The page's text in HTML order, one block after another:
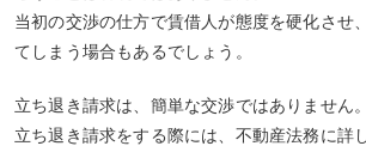
当初の交渉の仕方で賃借人が態度を硬化させ
てしまう場合もあるでしょう。
立ち退き請求は、簡単な交渉ではありません。
立ち退き請求をする際には、不動産法務に詳